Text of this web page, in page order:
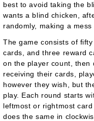
best to avoid taking the
wants a blind chicken,
randomly, making a mess
The game consists of
cards, and three reward
on the player count, then
receiving their cards,
however they wish, but
play. Each round starts
leftmost or rightmost
does the same in